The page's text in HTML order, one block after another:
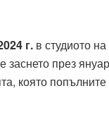
г. в студиото
през
която